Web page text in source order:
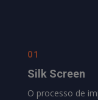
01
Silk Screen
O processo de